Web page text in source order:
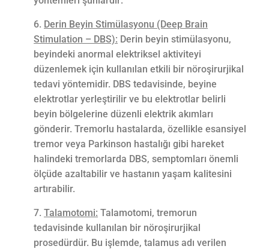
Derin Beyin Stimülasyonu (Deep Brain
Stimulation – DBS): Derin beyin stimülasyonu,
beyindeki anormal elektriksel aktiviteyi
düzenlemek için kullanılan etkili bir nöroşirurjikal
tedavi yöntemidir. DBS tedavisinde, beyine
elektrotlar yerleştirilir ve bu elektrotlar belirli
beyin bölgelerine düzenli elektrik akımları
gönderir. Tremorlu hastalarda, özellikle esansiyel
tremor veya Parkinson hastalığı gibi hareket
halindeki tremorlarda DBS, semptomları önemli
ölçüde azaltabilir ve hastanın yaşam kalitesini
artırabilir.
Talamotomi: Talamotomi, tremorun
tedavisinde kullanılan bir nöroşirurjikal
prosedürdür. Bu işlemde, talamus adı verilen